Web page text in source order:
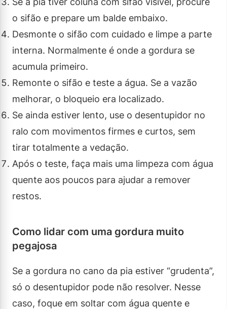
o sifão e prepare um balde embaixo.
Desmonte o sifão com cuidado e limpe a parte
interna. Normalmente é onde a gordura se
acumula primeiro.
Remonte o sifão e teste a água. Se a vazão
melhorar, o bloqueio era localizado.
Se ainda estiver lento, use o desentupidor no
ralo com movimentos firmes e curtos, sem
tirar totalmente a vedação.
Após o teste, faça mais uma limpeza com água
quente aos poucos para ajudar a remover
restos.
Como lidar com uma gordura muito
pegajosa
Se a gordura no cano da pia estiver “grudenta”,
só o desentupidor pode não resolver. Nesse
caso, foque em soltar com água quente e